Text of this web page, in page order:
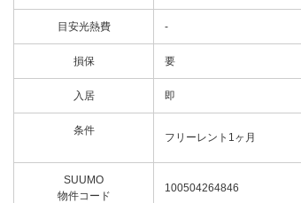
目安光熱費 -
損保 要
入居 即
条件
フリーレント1ヶ月
SUUMO
物件コード
100504264846